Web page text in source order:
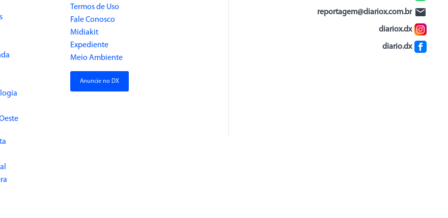
Termos de Uso
Fale Conosco
Midiakit
Expediente
Meio Ambiente
Anuncie no DX
reportagem@diariox.com.br
diariox.dx
diario.dx